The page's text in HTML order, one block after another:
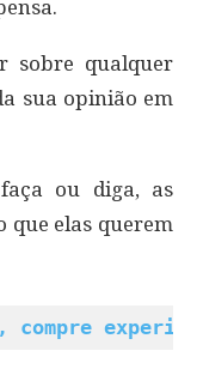
sobre qualquer
sua opinião em
ou diga, as
que elas querem